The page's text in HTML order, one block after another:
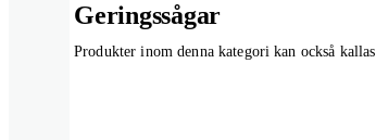
Geringssågar
Produkter inom denna kategori kan också kallas